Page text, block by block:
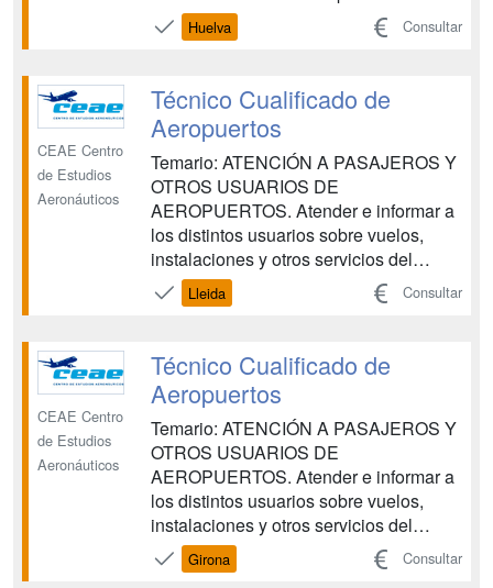
gusta esta profesión no será difícil
conseguir tu implicación lo que
para ambas partes. Para ello te
preparamos para ...
Huelva Consultar
CEAE Centro
de Estudios
Aeronáuticos
Técnico Cualificado de
Aeropuertos
Temario: ATENCIÓN A PASAJEROS Y
OTROS USUARIOS DE
AEROPUERTOS. Atender e informar a
los distintos usuarios sobre vuelos,
instalaciones y otros servicios del
aeropuerto, siguiendo los
procedimientos establecidos, aplicando
para las personas con discapacidad y
con la eficacia y calidad requeridas.
OPERACIONES DE G...
Lleida Consultar
CEAE Centro
de Estudios
Aeronáuticos
Técnico Cualificado de
Aeropuertos
Temario: ATENCIÓN A PASAJEROS Y
OTROS USUARIOS DE
AEROPUERTOS. Atender e informar a
los distintos usuarios sobre vuelos,
instalaciones y otros servicios del
aeropuerto, siguiendo los
procedimientos establecidos, aplicando
Girona Consultar